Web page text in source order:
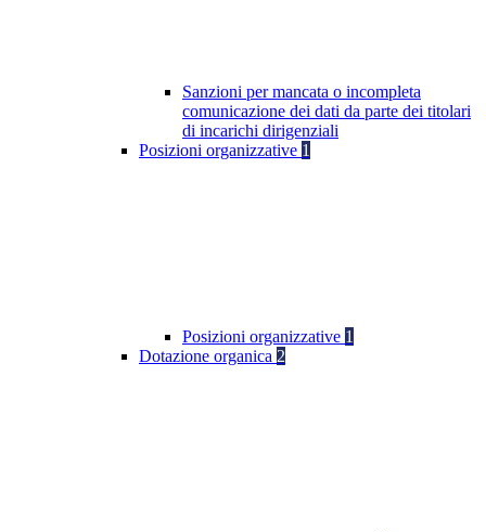
Sanzioni per mancata o incompleta
comunicazione dei dati da parte dei titolari
di incarichi dirigenziali
Posizioni organizzative 1
Posizioni organizzative 1
Dotazione organica 2